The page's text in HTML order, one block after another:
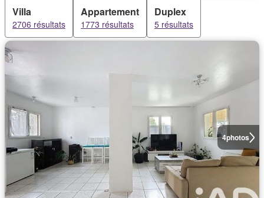
Villa
2706 résultats
Appartement
1773 résultats
Duplex
5 résultats
4photos